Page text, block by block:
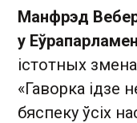
Манфрэд
у
істотных
«Гаворка ідзе
бяспеку ўсіх